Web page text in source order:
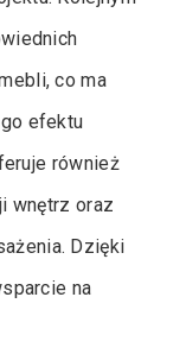
co ma
efektu
również
wnętrz oraz
Dzięki
na